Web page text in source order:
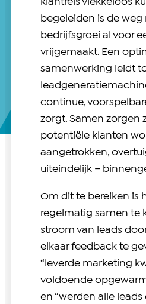
klantreis vlekkeloos
begeleiden is de weg
bedrijfsgroei al voor
vrijgemaakt. Een
samenwerking leidt
continue,
zorgt. Samen zorgen
potentiële klanten
aangetrokken,
uiteindelijk –
Om dit te bereiken is
regelmatig samen te
stroom van leads
elkaar feedback te
“leverde marketing
voldoende
en “werden alle